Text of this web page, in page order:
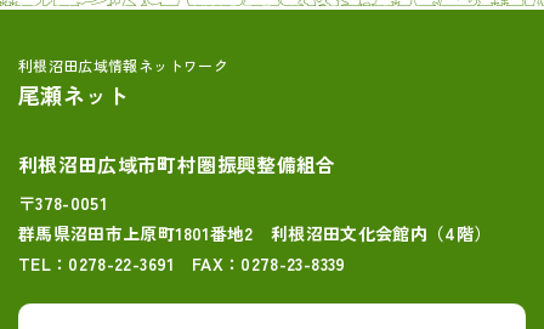
利根沼田広域情報ネットワーク
尾瀬ネット
利根沼田広域市町村圏振興整備組合
〒378-0051
群馬県沼田市上原町1801番地2 利根沼田文化会館内（4階）
TEL：0278-22-3691 FAX：0278-23-8339